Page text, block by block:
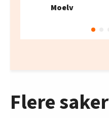
Moelv
Flere saker